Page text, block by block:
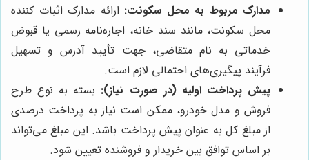
مدارک مربوط به محل سکونت: ارائه مدارک اثبات کننده
محل سکونت، مانند سند خانه، اجاره‌نامه رسمی یا قبوض
خدماتی به نام متقاضی، جهت تأیید آدرس و تسهیل
فرآیند پیگیری‌های احتمالی لازم است.
پیش پرداخت اولیه (در صورت نیاز): بسته به نوع طرح
فروش و مدل خودرو، ممکن است نیاز به پرداخت درصدی
از مبلغ کل به عنوان پیش پرداخت باشد. این مبلغ می‌تواند
بر اساس توافق بین خریدار و فروشنده تعیین شود.